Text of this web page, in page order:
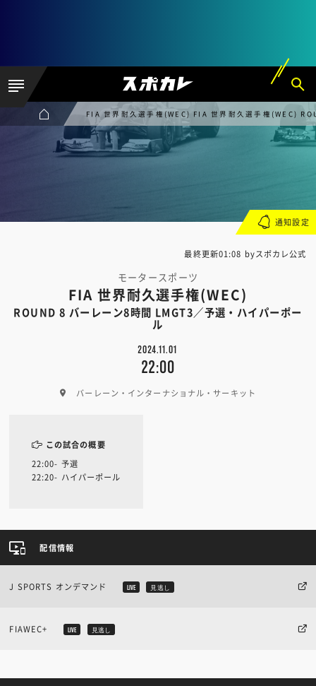
FIA 世界耐久選手権(WEC) FIA 世界耐久選手権(WEC)
最終更新01:08 byスポカレ公式
モータースポーツ
FIA 世界耐久選手権(WEC)
ROUND 8 バーレーン8時間 LMGT3／予選・ハイパーポー
ル
2024.11.01
22:00
バーレーン・インターナショナル・サーキット
通知設定
この試合の概要
22:00- 予選
22:20- ハイパーポール
配信情報
J SPORTS オンデマンド LIVE 見逃し
FIAWEC+ LIVE 見逃し